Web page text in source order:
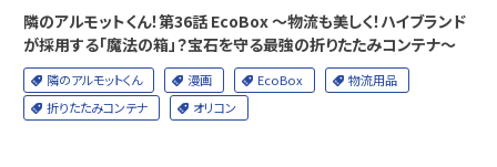
隣のアルモットくん！第36話 EcoBox ～物流も美しく！ハイブランド
が採用する「魔法の箱」？宝石を守る最強の折りたたみコンテナ～
隣のアルモットくん 漫画 EcoBox
物流用品
折りたたみコンテナ
オリコン